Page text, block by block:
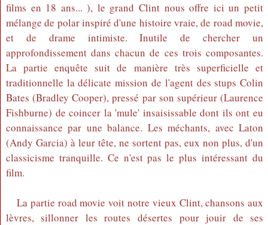
films en 18 ans... ), le grand Clint nous offre ici un petit
mélange de polar inspiré d'une histoire vraie, de road movie,
et de drame intimiste. Inutile de chercher un
approfondissement dans chacun de ces trois composantes.
La partie enquête suit de manière très superficielle et
traditionnelle la délicate mission de l'agent des stups Colin
Bates (Bradley Cooper), pressé par son supérieur (Laurence
Fishburne) de coincer la 'mule' insaisissable dont ils ont eu
connaissance par une balance. Les méchants, avec Laton
(Andy Garcia) à leur tête, ne sortent pas, eux non plus, d'un
classicisme tranquille. Ce n'est pas le plus intéressant du
film.
La partie road movie voit notre vieux Clint, chansons aux
lèvres, sillonner les routes désertes pour jouir de ses